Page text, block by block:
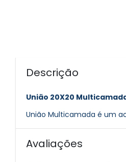
Descrição
União 20X20
União Multicamada é um
Avaliações